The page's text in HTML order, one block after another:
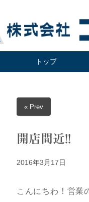
トップ
« Prev
開店間近!!
2016年3月17日
こんにちわ！営業